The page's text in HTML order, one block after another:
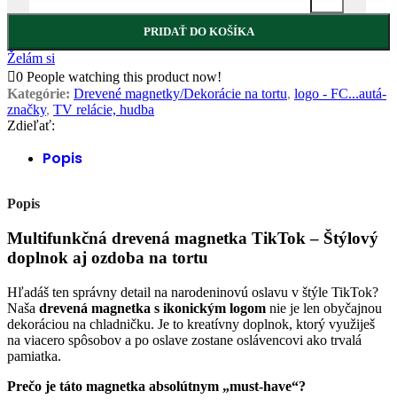
PRIDAŤ DO KOŠÍKA
Želám si
0 People watching this product now!
Kategórie: Drevené magnetky/Dekorácie na tortu, logo - FC...autá-
značky, TV relácie, hudba
Zdieľať:
Popis
Popis
Multifunkčná drevená magnetka TikTok – Štýlový
doplnok aj ozdoba na tortu
Hľadáš ten správny detail na narodeninovú oslavu v štýle TikTok?
Naša drevená magnetka s ikonickým logom nie je len obyčajnou
dekoráciou na chladničku. Je to kreatívny doplnok, ktorý využiješ
na viacero spôsobov a po oslave zostane oslávencovi ako trvalá
pamiatka.
Prečo je táto magnetka absolútnym „must-have“?